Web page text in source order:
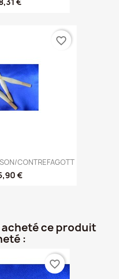
€
CONTREFAGOTT
€
favorite_border
ce produit
:
favorite_border